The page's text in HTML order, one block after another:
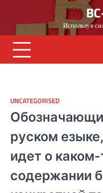
content
Используя
UNCATEGORISED
руском
идет о
содержании